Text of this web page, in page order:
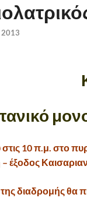
στις 10 π.μ. στο
– έξοδος
διαδρομής θα